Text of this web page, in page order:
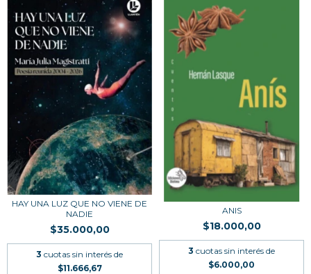
HAY UNA LUZ QUE NO VIENE DE
NADIE
$35.000,00
3 cuotas sin interés de
$11.666,67
ANIS
$18.000,00
3 cuotas sin interés de
$6.000,00